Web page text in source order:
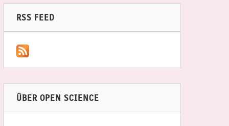
RSS FEED
ÜBER OPEN SCIENCE